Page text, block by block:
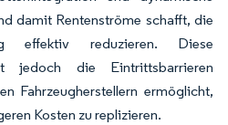
damit Rentenströme schafft, die
effektiv reduzieren. Diese
jedoch die Eintrittsbarrieren
Fahrzeugherstellern ermöglicht,
Kosten zu replizieren.